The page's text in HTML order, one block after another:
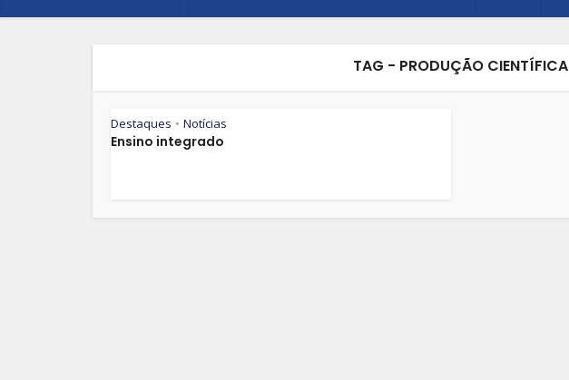
TAG - PRODUÇÃO CIENTÍFICA
Destaques • Notícias
Ensino integrado